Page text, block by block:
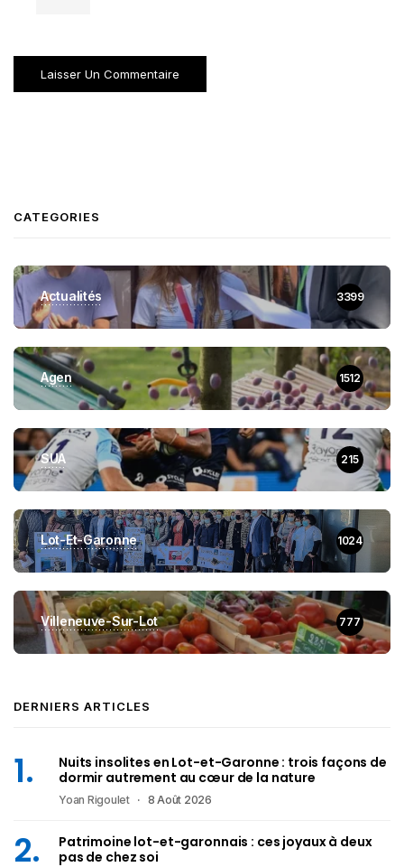
CATEGORIES
Actualités 3399
Agen 1512
SUA 215
Lot-Et-Garonne 1024
Villeneuve-Sur-Lot 777
DERNIERS ARTICLES
Nuits insolites en Lot-et-Garonne : trois façons de
dormir autrement au cœur de la nature
Yoan Rigoulet 8 Août 2026
Patrimoine lot-et-garonnais : ces joyaux à deux
pas de chez soi